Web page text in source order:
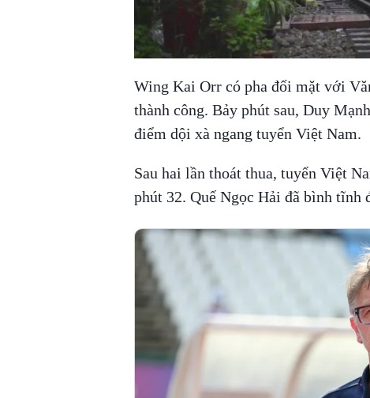
01:05 TRUVID NEW
Wing Kai Orr có pha đối mặt với
thành công. Bảy phút sau, Duy
điểm dội xà ngang tuyển Việt Nam.
Sau hai lần thoát thua, tuyển Việt
phút 32. Quế Ngọc Hải đã bình tĩnh